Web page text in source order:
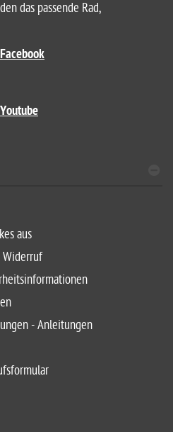
das passende Rad,
aus
Widerruf
- Anleitungen